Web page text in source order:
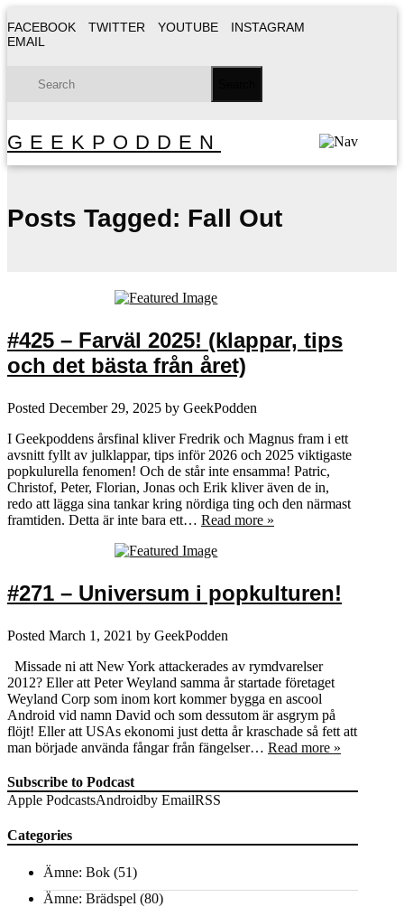
FACEBOOK TWITTER YOUTUBE
INSTAGRAM
EMAIL
GEEKPODDEN
Posts Tagged: Fall Out
#425 – Farväl 2025! (klappar, tips
och det bästa från året)
Posted December 29, 2025 by GeekPodden
I Geekpoddens årsfinal kliver Fredrik och Magnus fram i ett
avsnitt fyllt av julklappar, tips inför 2026 och 2025 viktigaste
popkulurella fenomen! Och de står inte ensamma! Patric,
Christof, Peter, Florian, Jonas och Erik kliver även de in,
redo att lägga sina tankar kring nördiga ting och den närmast
framtiden. Detta är inte bara ett… Read more »
#271 – Universum i popkulturen!
Posted March 1, 2021 by GeekPodden
Missade ni att New York attackerades av rymdvarelser
2012? Eller att Peter Weyland samma år startade företaget
Weyland Corp som inom kort kommer bygga en ascool
Android vid namn David och som dessutom är asgrym på
flöjt! Eller att USAs ekonomi just detta år kraschade så fett att
man började använda fångar från fängelser… Read more »
Subscribe to Podcast
Apple PodcastsAndroidby EmailRSS
Categories
Ämne: Bok (51)
Ämne: Brädspel (80)